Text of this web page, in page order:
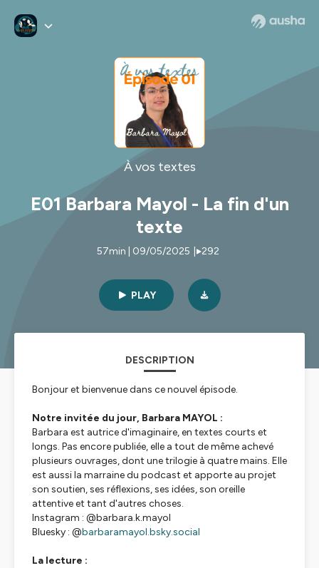
À vos textes
E01 Barbara Mayol - La fin d'un
texte
57min | 09/05/2025 292
PLAY
DESCRIPTION
Bonjour et bienvenue dans ce nouvel épisode.
Notre invitée du jour, Barbara MAYOL :
Barbara est autrice d'imaginaire, en textes courts et
longs. Pas encore publiée, elle a tout de même achevé
plusieurs ouvrages, dont une trilogie à quatre mains. Elle
est aussi la marraine du podcast et apporte au projet
son soutien, ses réflexions, ses idées, son oreille
attentive et tant d'autres choses.
Instagram : @barbara.k.mayol
Bluesky : @barbaramayol.bsky.social
La lecture :